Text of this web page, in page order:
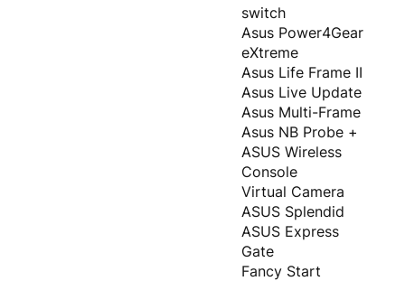
switch
Asus Power4Gear
eXtreme
Asus Life Frame II
Asus Live Update
Asus Multi-Frame
Asus NB Probe +
ASUS Wireless
Console
Virtual Camera
ASUS Splendid
ASUS Express
Gate
Fancy Start